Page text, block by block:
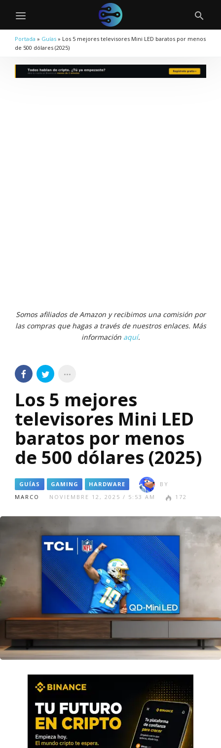
Portada » Guías » Los 5 mejores televisores Mini LED baratos por menos
de 500 dólares (2025)
Somos afiliados de Amazon y recibimos una comisión por
las compras que hagas a través de nuestros enlaces. Más
información aquí.
Los 5 mejores
televisores Mini LED
baratos por menos
de 500 dólares (2025)
GUÍAS GAMING HARDWARE
BY
MARCO
NOVIEMBRE 12, 2025 / 5:53 AM 172